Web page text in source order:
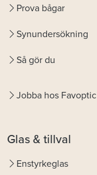
Prova bågar
Synundersökning
Så gör du
Jobba hos Favoptic
Glas & tillval
Enstyrkeglas